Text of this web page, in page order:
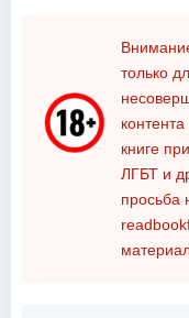
только
контента
книге
ЛГБТ и
просьба